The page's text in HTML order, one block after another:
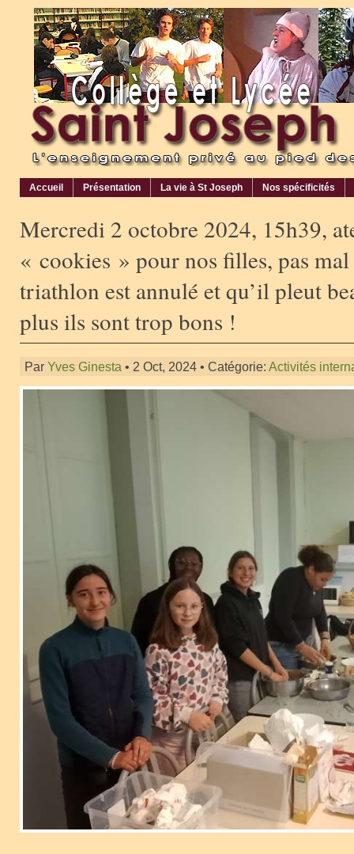
Accueil Présentation La vie à St Joseph Nos spécificités
Mercredi 2 octobre 2024, 15h39,
« cookies » pour nos filles, pas
triathlon est annulé et qu’il pleut
plus ils sont trop bons !
Par Yves Ginesta • 2 Oct, 2024 • Catégorie: Activités